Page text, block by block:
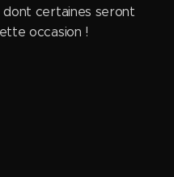
dont certaines seront
occasion !